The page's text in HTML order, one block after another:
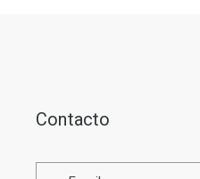
Contacto